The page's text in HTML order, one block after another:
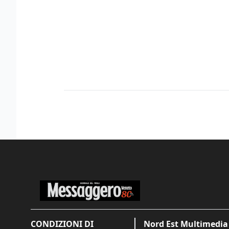
CONDIZIONI DI
Nord Est Multimedia